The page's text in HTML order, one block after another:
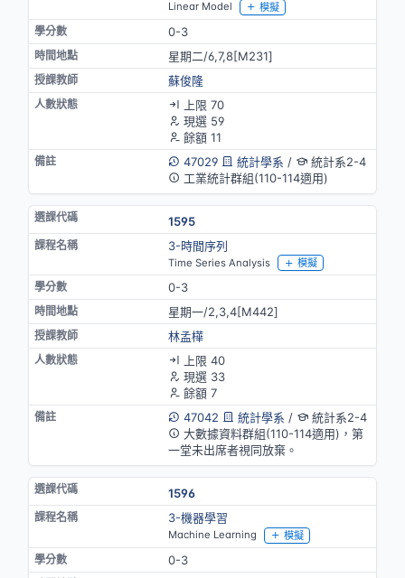
Linear Model 模擬
0-3
星期二/6,7,8[M231]
蘇俊隆
上限 70
現選 59
餘額 11
47029
統計學系 /
統計系2-4
工業統計群組(110-114適用)
1595
3-時間序列
Time Series Analysis 模擬
0-3
星期一/2,3,4[M442]
林孟樺
上限 40
現選 33
餘額 7
47042
統計學系 /
統計系2-4
大數據資料群組(110-114適用)，第
一堂未出席者視同放棄。
1596
3-機器學習
Machine Learning 模擬
0-3